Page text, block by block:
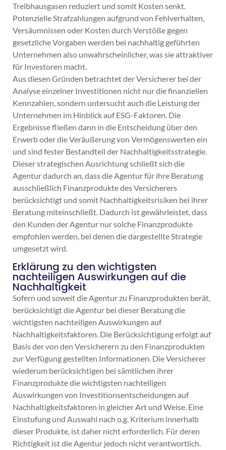
Treibhausgasen reduziert und somit Kosten senkt.
Potenzielle Strafzahlungen aufgrund von Fehlverhalten,
Versäumnissen oder Kosten durch Verstöße gegen
gesetzliche Vorgaben werden bei nachhaltig geführten
Unternehmen also unwahrscheinlicher, was sie attraktiver
für Investoren macht.
Aus diesen Gründen betrachtet der Versicherer bei der
Analyse einzelner Investitionen nicht nur die finanziellen
Kennzahlen, sondern untersucht auch die Leistung der
Unternehmen im Hinblick auf ESG-Faktoren. Die
Ergebnisse fließen dann in die Entscheidung über den
Erwerb oder die Veräußerung von Vermögenswerten ein
und sind fester Bestandteil der Nachhaltigkeitsstrategie.
Dieser strategischen Ausrichtung schließt sich die
Agentur dadurch an, dass die Agentur für ihre Beratung
ausschließlich Finanzprodukte des Versicherers
berücksichtigt und somit Nachhaltigkeitsrisiken bei ihrer
Beratung miteinschließt. Dadurch ist gewährleistet, dass
den Kunden der Agentur nur solche Finanzprodukte
empfohlen werden, bei denen die dargestellte Strategie
umgesetzt wird.
Erklärung zu den wichtigsten
nachteiligen Auswirkungen auf die
Nachhaltigkeit
Sofern und soweit die Agentur zu Finanzprodukten berät,
berücksichtigt die Agentur bei dieser Beratung die
wichtigsten nachteiligen Auswirkungen auf
Nachhaltigkeitsfaktoren. Die Berücksichtigung erfolgt auf
Basis der von den Versicherern zu den Finanzprodukten
zur Verfügung gestellten Informationen. Die Versicherer
wiederum berücksichtigen bei sämtlichen ihrer
Finanzprodukte die wichtigsten nachteiligen
Auswirkungen von Investitionsentscheidungen auf
Nachhaltigkeitsfaktoren in gleicher Art und Weise. Eine
Einstufung und Auswahl nach o.g. Kriterium innerhalb
dieser Produkte, ist daher nicht erforderlich. Für deren
Richtigkeit ist die Agentur jedoch nicht verantwortlich.